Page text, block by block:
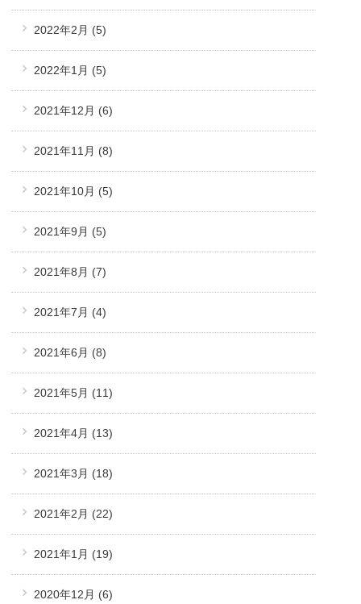
2022年2月 (5)
2022年1月 (5)
2021年12月 (6)
2021年11月 (8)
2021年10月 (5)
2021年9月 (5)
2021年8月 (7)
2021年7月 (4)
2021年6月 (8)
2021年5月 (11)
2021年4月 (13)
2021年3月 (18)
2021年2月 (22)
2021年1月 (19)
2020年12月 (6)